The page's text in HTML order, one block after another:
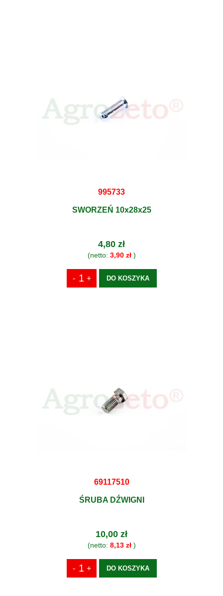
995733
SWORZEŃ 10x28x25
4,80 zł
(netto: 3,90 zł)
DO KOSZYKA
69117510
ŚRUBA DŹWIGNI
10,00 zł
(netto: 8,13 zł)
DO KOSZYKA